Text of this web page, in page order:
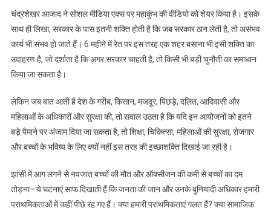
योगी
सरकार
की
तारीफ,
तंज
कसते
हुए
सवाल
चंद्रशेखर आजाद ने सोशल मीडिया एक्स पर महाकुंभ की वीडियो को शेयर किया है। इसके
साथ ही लिखा, सरकार के पास इतनी शक्ति होती है कि जब सरकार ठान लेती है, तो असंभव
कार्य भी संभव हो जाते हैं। 6 महीने में रेत पर इस तरह एक शहर बसाना भी इसी शक्ति का
उदाहरण है, जो दर्शाता है कि अगर सरकार चाहती है, तो किसी भी बड़ी चुनौती का समाधान
किया जा सकता है।
लेकिन जब बात आती है देश के गरीब, किसान, मजदूर, पिछड़े, दलित, आदिवासी और
महिलाओं के अधिकारों और सुरक्षा की, तो सवाल उठता है कि यदि इन आयोजनों को इतने
बड़े पैमाने पर अंजाम दिया जा सकता है, तो शिक्षा, चिकित्सा, महिलाओं की सुरक्षा, रोजगार
और बच्चों के भविष्य के लिए क्यों नहीं इस तरह की इच्छाशक्ति दिखाई जा रही है।
झांसी में आग लगने से नवजात बच्चों की मौत और ऑक्सीजन की कमी से बच्चों का दम
तोड़ना—ये घटनाएं साफ दिखाती हैं कि जनता की जान और उनके बुनियादी अधिकार हमारी
प्राथमिकताओं में कहीं पीछे रह गए हैं। क्या हमारी प्राथमिकताएं गलत हैं? क्या सामाजिक